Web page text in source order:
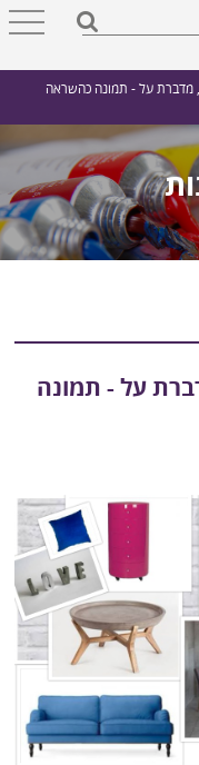
מדברת על - תמונה כהשראה
על - תמונה